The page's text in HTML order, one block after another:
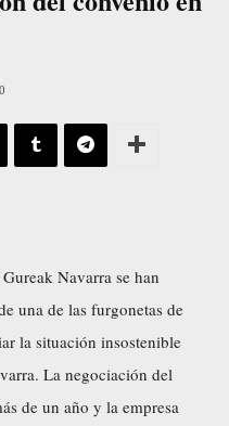
0
Navarra se han
una de las furgonetas de
la situación insostenible
La negociación del
de un año y la empresa